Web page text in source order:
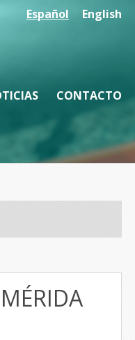
Español English
CONTACTO